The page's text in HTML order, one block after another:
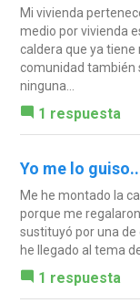
Mi vivienda
medio por vivienda
caldera que ya tiene
comunidad también
ninguna...
1 respuesta
Yo me lo
Me he montado la
porque me
sustituyó por una de
he llegado al tema
1 respuesta